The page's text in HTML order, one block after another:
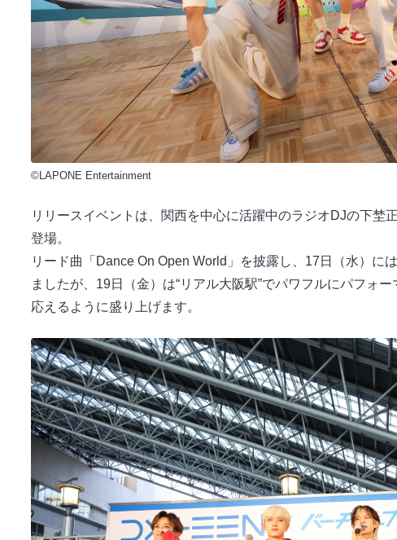
©LAPONE Entertainment
リリースイベントは、関西を中心に活躍中のラジオDJの下埜
登場。
リード曲「Dance On Open World」を披露し、17日（水）に
ましたが、19日（金）は“リアル大阪駅”でパワフルにパフォ
応えるように盛り上げます。